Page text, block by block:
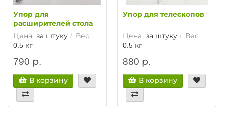
Упор для
расширителей стола
Цена: за штуку
Вес:
0.5 кг
790 р.
В корзину
Упор для телескопов
Цена: за штуку
Вес:
0.5 кг
880 р.
В корзину